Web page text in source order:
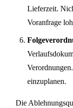
Lieferzeit.
Voranfrage
einzuplanen.
Die